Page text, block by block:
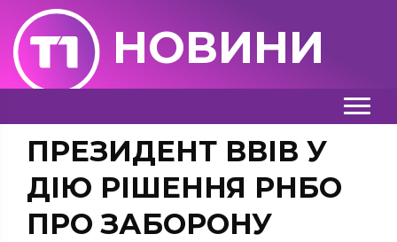
НОВИНИ
ПРЕЗИДЕНТ ВВІВ У
ДІЮ РІШЕННЯ РНБО
ПРО ЗАБОРОНУ